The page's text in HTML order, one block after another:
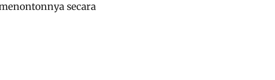
secara